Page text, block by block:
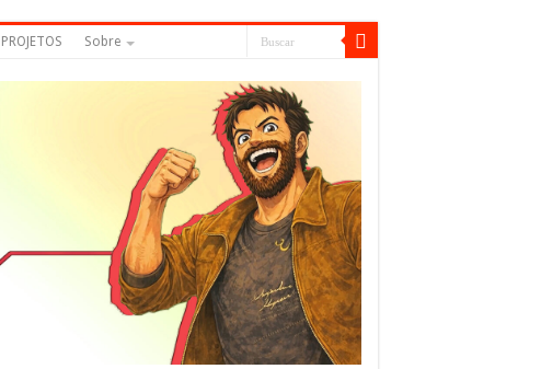
PROJETOS Sobre